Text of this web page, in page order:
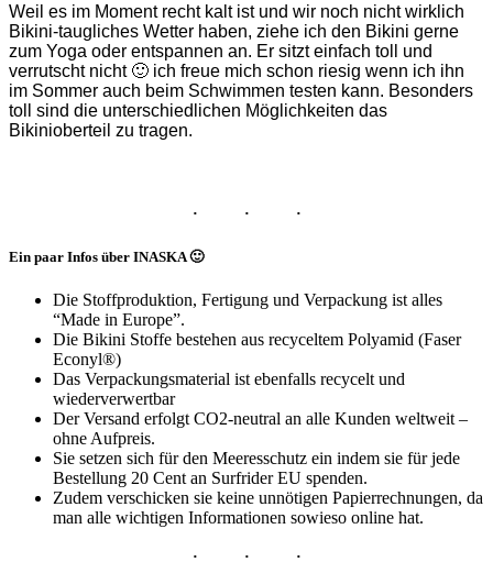
Weil es im Moment recht kalt ist und wir noch nicht wirklich
Bikini-taugliches Wetter haben, ziehe ich den Bikini gerne
zum Yoga oder entspannen an. Er sitzt einfach toll und
verrutscht nicht 🙂 ich freue mich schon riesig wenn ich ihn
im Sommer auch beim Schwimmen testen kann. Besonders
toll sind die unterschiedlichen Möglichkeiten das
Bikinioberteil zu tragen.
Ein paar Infos über INASKA 🙂
Die Stoffproduktion, Fertigung und Verpackung ist alles
“Made in Europe”.
Die Bikini Stoffe bestehen aus recyceltem Polyamid (Faser
Econyl®)
Das Verpackungsmaterial ist ebenfalls recycelt und
wiederverwertbar
Der Versand erfolgt CO2-neutral an alle Kunden weltweit –
ohne Aufpreis.
Sie setzen sich für den Meeresschutz ein indem sie für jede
Bestellung 20 Cent an Surfrider EU spenden.
Zudem verschicken sie keine unnötigen Papierrechnungen, da
man alle wichtigen Informationen sowieso online hat.